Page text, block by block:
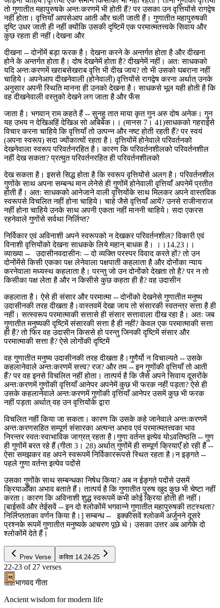
तो गुणातीत महापुरुषके अन्तःकरणमें भी होती हैं? पर उसका उन वृत्तियोंसे रागद्वेष
नहीं होता। वृत्तियाँ आपसेआप आती और चली जाती हैं। गुणातीत महापुरुषकी
दृष्टि उधर जाती ही नहीं क्योंकि उसकी दृष्टिमें एक परमात्मतत्त्वके सिवाय और
कुछ रहता ही नहीं।देखना और
दीखना -- दोनोंमें बड़ा फरक है। देखना करने के अन्तर्गत होता है और दीखना
होने के अन्तर्गत होता है। दोष देखनेमें होता है? दीखनेमें नहीं। अतः साधकको
यदि अन्तःकरणमें खराबसेखराब वृत्ति भी दीख जाय? तो भी उसको घबराना नहीं
चाहिये। अपनेआप दीखनेवाली (होनेवाली) वृत्तियोंसे रागद्वेष करना अर्थात् उनके
अनुसार अपनी स्थिति मानना ही उनको देखना है। साधकसे भूल यही होती है कि
वह दीखनेवाली वस्तुको देखने लग जाता है और फँस
जाता है। भगवान् राम कहते हैं -- सुनहु तात माया कृत गुन अरु दोष अनेक। गुन
यह उभय न देखिअहिं देखिअ सो अबिबेक।। (मानस 7। 41)साधकको गहराईसे
विचार करना चाहिये कि वृत्तियाँ तो उत्पन्न और नष्ट होती रहती हैं? पर स्वयं
(अपना स्वरूप) सदा ज्योंकात्यों रहता है। वृत्तियोंमें होनेवाले परिवर्तनको
देखनेवाला स्वरूप परिवर्तनरहित है। कारण कि परिवर्तनशीलको परिवर्तनशील
नहीं देख सकता? प्रत्युत परिवर्तनरहित ही परिवर्तनशीलको
देख सकता है। इससे सिद्ध होता है कि स्वरूप वृत्तियोंसे अलग है। परिवर्तनशील
गुणोंके साथ अपना सम्बन्ध मान लेनेसे ही गुणोंमें होनेवाली वृत्तियाँ अपनेमें प्रतीत
होती हैं। अतः साधकको आनेजाने वाली वृत्तियोंके साथ मिलकर अपने वास्तविक
स्वरूपसे विचलित नहीं होना चाहिये। चाहे जैसे वृत्तियाँ आयें? उनसे राजीनाराज
नहीं होना चाहिये उनके साथ अपनी एकता नहीं माननी चाहिये। सदा एकरस
रहनेवाले गुणोंसे सर्वथा निर्लिप्त?
निर्विकार एवं अविनाशी अपने स्वरूपको न देखकर परिवर्तनशील? विकारी एवं
विनाशी वृत्तियोंको देखना साधकके लिये महान् बाधक है। ।।14.23।।
व्याख्या -- उदासीनवदासीनः -- दो व्यक्ति परस्पर विवाद करते हों? तो उन
दोनोंमेंसे किसी एकका पक्ष लेनेवाला पक्षपाती कहलाता है और दोनोंका न्याय
करनेवाला मध्यस्थ कहलाता है। परन्तु जो उन दोनोंको देखता तो है? पर न तो
किसीका पक्ष लेता है और न किसीसे कुछ कहता ही है? वह उदासीन
कहलाता है। ऐसे ही संसार और परमात्मा -- दोनोंको देखनेसे गुणातीत मनुष्य
उदासीनकी तरह दीखता है।वास्तवमें देखा जाय तो संसारकी स्वतन्त्र सत्ता है ही
नहीं। सत्स्वरूप परमात्माकी सत्तासे ही संसार सत्तावाला दीख रहा है। अतः जब
गुणातीत मनुष्यकी दृष्टिमें संसारकी सत्ता है ही नहीं? केवल एक परमात्माकी सत्ता
ही है? तो फिर वह उदासीन किससे हो परन्तु जिनकी दृष्टिमें संसार और
परमात्माकी सत्ता है? ऐसे लोगोंकी दृष्टिमें
वह गुणातीत मनुष्य उदासीनकी तरह दीखता है।गुणैर्यो न विचाल्यते -- उसके
कहलानेवाले अन्तःकरणमें सत्त्व? रज? और तम -- इन गुणोंकी वृत्तियाँ तो आती
हैं? पर वह इनसे विचलित नहीं होता। तात्पर्य है कि जैसे अपने सिवाय दूसरोंके
अन्तःकरणमें गुणोंकी वृत्तियाँ आनेपर अपनेमें कुछ भी फरक नहीं पड़ता? ऐसे ही
उसके कहलानेवाले अन्तःकरणमें गुणोंकी वृत्तियाँ आनेपर उसमें कुछ भी फरक
नहीं पड़ता अर्थात् वह उन वृत्तियोंके द्वारा
विचलित नहीं किया जा सकता। कारण कि उसके कहे जानेवाले अन्तःकरणमें
अन्तःकरणसहित सम्पूर्ण संसारका अत्यन्त अभाव एवं परमात्मतत्त्वका भाव
निरन्तर स्वतःस्वाभाविक जाग्रत् रहता है।गुणा वर्तन्त इत्येव योऽवतिष्ठति -- गुण
ही गुणोंमें बरत रहे हैं (गीता 3। 28) अर्थात् गुणोंमें ही सम्पूर्ण क्रियाएँ हो रही हैं --
ऐसा समझकर वह अपने स्वरूपमें निर्विकाररूपसे स्थित रहता है।न इङ्गते --
पहले गुणा वर्तन्त इत्येव पदोंसे
उसका गुणोंके साथ सम्बन्धका निषेध किया? अब न ईङ्गते पदोंसे उसमें
क्रियाओँका अभाव बताते हैं। तात्पर्य है कि गुणातीत पुरुष खुद कुछ भी चेष्टा नहीं
करता। कारण कि अविनाशी शुद्ध स्वरूपमें कभी कोई क्रिया होती ही नहीं।
[बाईसवें और तेईसवें -- इन दो श्लोकोंमें भगवान्ने गुणातीत महापुरुषकी तटस्थता?
निर्लिप्तताका वर्णन किया है।] सम्बन्ध -- इक्कीसवें श्लोकमें अर्जुनने दूसरे
प्रश्नके रूपमें गुणातीत मनुष्यके आचरण पूछे थे। उसका उत्तर अब आगेके दो
श्लोकोंमें देते हैं।
Prev Verse कविता 14.24-25
22-23 of 27 verses
भागवद गीता
Ancient wisdom for modern life